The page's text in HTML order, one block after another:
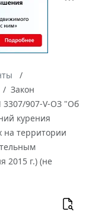
Закон
3307/907-V-ОЗ "Об
курения
на территории
2015 г.) (не